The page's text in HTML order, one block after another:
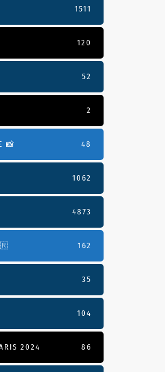
1511
120
52
2
📸 48
1062
4873
162
35
104
2024 86